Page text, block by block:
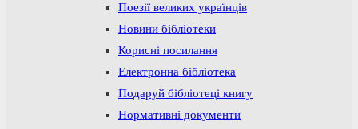
Поезії великих українців
Новини бібліотеки
Корисні посилання
Електронна бібліотека
Подаруй бібліотеці книгу
Нормативні документи